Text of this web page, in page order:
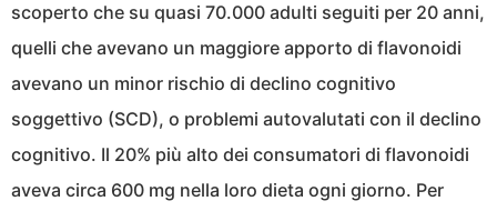
scoperto che su quasi 70.000 adulti seguiti per 20 anni,
quelli che avevano un maggiore apporto di flavonoidi
avevano un minor rischio di declino cognitivo
soggettivo (SCD), o problemi autovalutati con il declino
cognitivo. Il 20% più alto dei consumatori di flavonoidi
aveva circa 600 mg nella loro dieta ogni giorno. Per